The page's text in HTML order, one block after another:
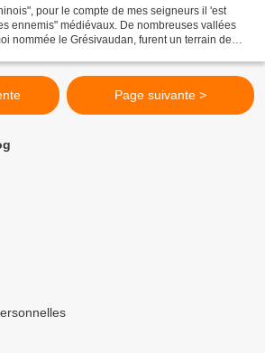
pour le compte de mes seigneurs il 'est
ennemis" médiévaux. De nombreuses vallées
nommée le Grésivaudan, furent un terrain de
Page suivante >